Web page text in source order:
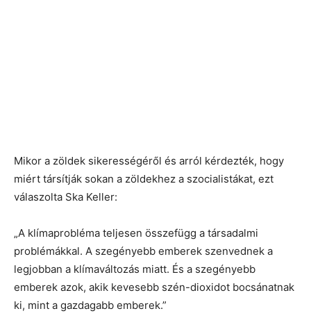
Mikor a zöldek sikerességéről és arról kérdezték, hogy
miért társítják sokan a zöldekhez a szocialistákat, ezt
válaszolta Ska Keller:
„A klímaprobléma teljesen összefügg a társadalmi
problémákkal. A szegényebb emberek szenvednek a
legjobban a klímaváltozás miatt. És a szegényebb
emberek azok, akik kevesebb szén-dioxidot bocsánatnak
ki, mint a gazdagabb emberek.”